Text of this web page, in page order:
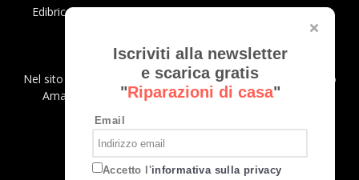
Iscriviti alla newsletter
e scarica gratis
"Riparazioni di casa"
Email
Accetto l'informativa sulla privacy
Edibrico srl - Viale Emilio Caldara, 44 - 20122 Milano P.iva
Privacy Policy
Nel sito sono presenti prodotti Amazon; in qualità di Affiliato
Amazon riceviamo un guadagno dagli acquisti idonei.
SEGUICI